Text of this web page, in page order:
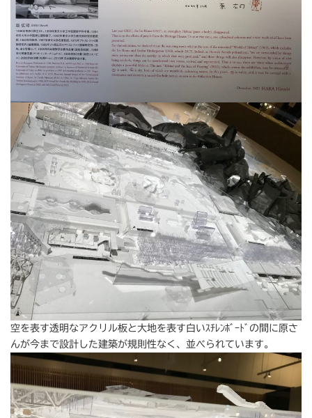
空を表す透明なアクリル板と大地を表す白いｽﾁﾚﾝﾎﾞｰﾄﾞの間に原さ
んが今まで設計した建築が規則性なく、並べられています。